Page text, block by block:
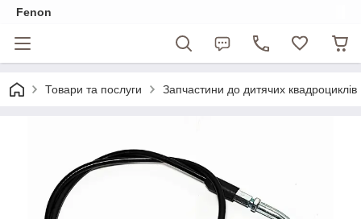
Fenon
Товари та послуги Запчастини до дитячих квадроциклів